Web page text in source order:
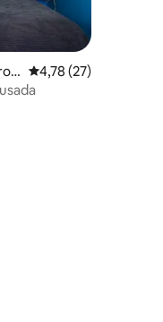
L 4,78 de uma
4,78 (27)